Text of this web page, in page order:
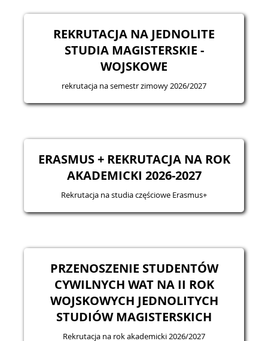
REKRUTACJA NA JEDNOLITE
STUDIA MAGISTERSKIE -
WOJSKOWE
rekrutacja na semestr zimowy 2026/2027
ERASMUS + REKRUTACJA NA ROK
AKADEMICKI 2026-2027
Rekrutacja na studia częściowe Erasmus+
PRZENOSZENIE STUDENTÓW
CYWILNYCH WAT NA II ROK
WOJSKOWYCH JEDNOLITYCH
STUDIÓW MAGISTERSKICH
Rekrutacja na rok akademicki 2026/2027